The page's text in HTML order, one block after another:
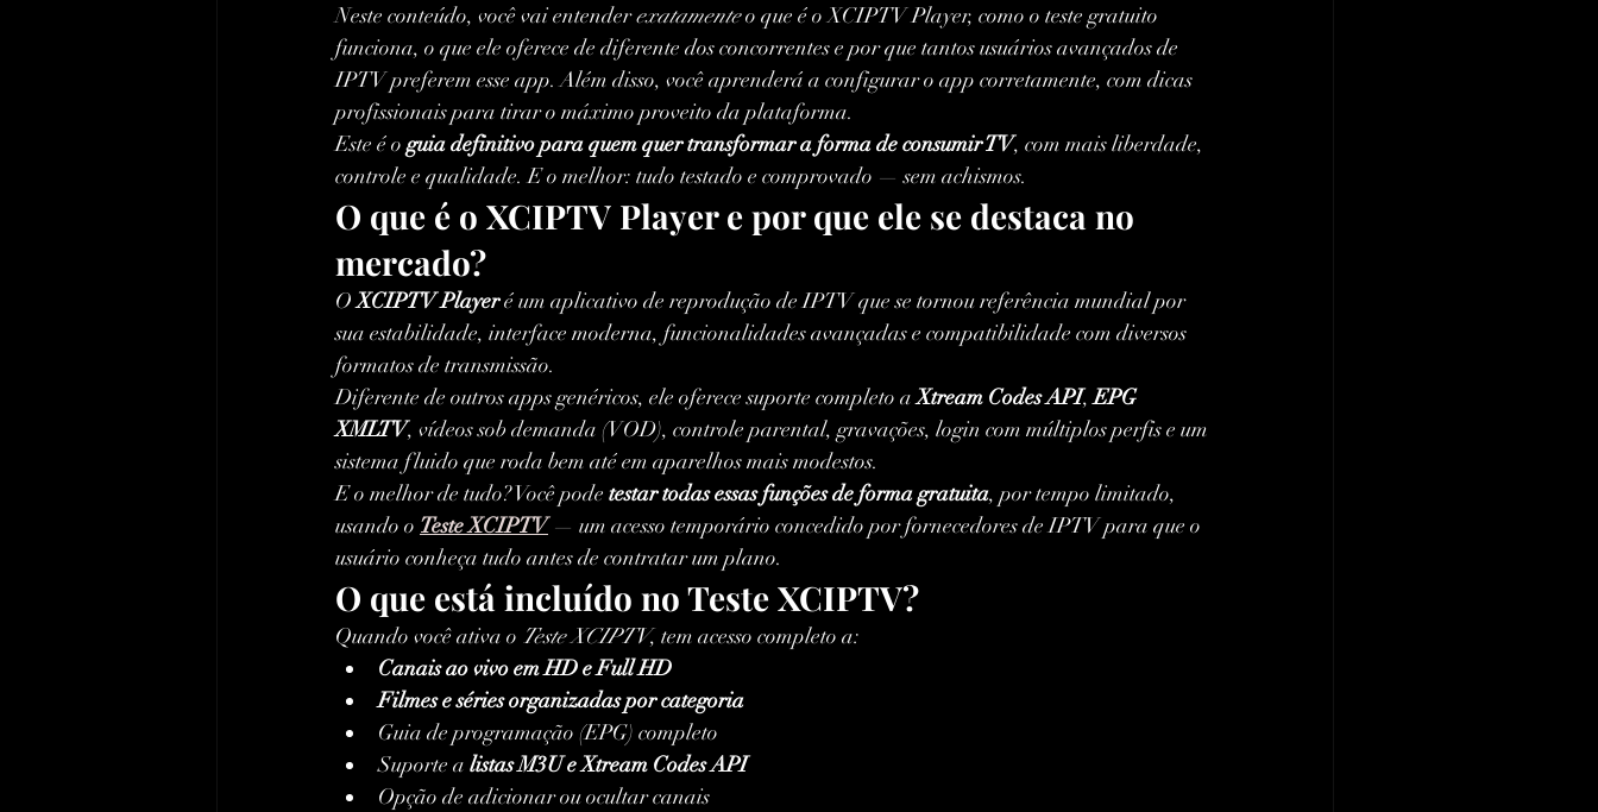
Neste conteúdo, você vai entender exatamente o que é o XCIPTV Player, como o teste gratuito
funciona, o que ele oferece de diferente dos concorrentes e por que tantos usuários avançados de
IPTV preferem esse app. Além disso, você aprenderá a configurar o app corretamente, com dicas
profissionais para tirar o máximo proveito da plataforma.
Este é o guia definitivo para quem quer transformar a forma de consumir TV, com mais liberdade,
controle e qualidade. E o melhor: tudo testado e comprovado — sem achismos.
O que é o XCIPTV Player e por que ele se destaca no
mercado?
O XCIPTV Player é um aplicativo de reprodução de IPTV que se tornou referência mundial por
sua estabilidade, interface moderna, funcionalidades avançadas e compatibilidade com diversos
formatos de transmissão.
Diferente de outros apps genéricos, ele oferece suporte completo a Xtream Codes API, EPG
XMLTV, vídeos sob demanda (VOD), controle parental, gravações, login com múltiplos perfis e um
sistema fluido que roda bem até em aparelhos mais modestos.
E o melhor de tudo? Você pode testar todas essas funções de forma gratuita, por tempo limitado,
usando o Teste XCIPTV — um acesso temporário concedido por fornecedores de IPTV para que o
usuário conheça tudo antes de contratar um plano.
O que está incluído no Teste XCIPTV?
Quando você ativa o Teste XCIPTV, tem acesso completo a:
Canais ao vivo em HD e Full HD
Filmes e séries organizadas por categoria
Guia de programação (EPG) completo
Suporte a listas M3U e Xtream Codes API
Opção de adicionar ou ocultar canais